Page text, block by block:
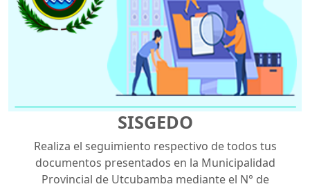
SISGEDO
Realiza el seguimiento respectivo de todos tus
documentos presentados en la Municipalidad
Provincial de Utcubamba mediante el N° de